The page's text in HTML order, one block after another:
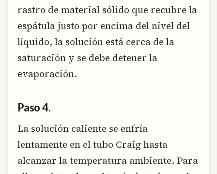
rastro de material sólido que recubre la
espátula justo por encima del nivel del
líquido, la solución está cerca de la
saturación y se debe detener la
evaporación.
Paso 4.
La solución caliente se enfría
lentamente en el tubo Craig hasta
alcanzar la temperatura ambiente. Para